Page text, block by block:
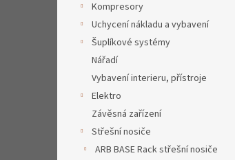
Kompresory
Uchycení nákladu a vybavení
Šuplíkové systémy
Nářadí
Vybavení interieru, přístroje
Elektro
Závěsná zařízení
Střešní nosiče
ARB BASE Rack střešní nosiče